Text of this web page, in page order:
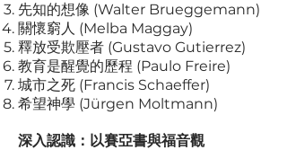
先知的想像 (Walter Brueggemann)
關懷窮人 (Melba Maggay)
釋放受欺壓者 (Gustavo Gutierrez)
教育是醒覺的歷程 (Paulo Freire)
城市之死 (Francis Schaeffer)
希望神學 (Jürgen Moltmann)
深入認識：以賽亞書與福音觀